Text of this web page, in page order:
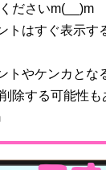
ださいm(__)m
トはすぐ表示す
トやケンカとな
除する可能性も